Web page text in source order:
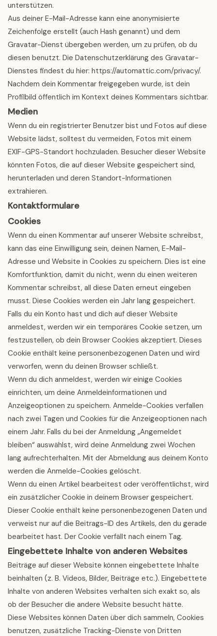
unterstützen.
Aus deiner E-Mail-Adresse kann eine anonymisierte
Zeichenfolge erstellt (auch Hash genannt) und dem
Gravatar-Dienst übergeben werden, um zu prüfen, ob du
diesen benutzt. Die Datenschutzerklärung des Gravatar-
Dienstes findest du hier: https://automattic.com/privacy/.
Nachdem dein Kommentar freigegeben wurde, ist dein
Profilbild öffentlich im Kontext deines Kommentars sichtbar.
Medien
Wenn du ein registrierter Benutzer bist und Fotos auf diese
Website lädst, solltest du vermeiden, Fotos mit einem
EXIF-GPS-Standort hochzuladen. Besucher dieser Website
könnten Fotos, die auf dieser Website gespeichert sind,
herunterladen und deren Standort-Informationen
extrahieren.
Kontaktformulare
Cookies
Wenn du einen Kommentar auf unserer Website schreibst,
kann das eine Einwilligung sein, deinen Namen, E-Mail-
Adresse und Website in Cookies zu speichern. Dies ist eine
Komfortfunktion, damit du nicht, wenn du einen weiteren
Kommentar schreibst, all diese Daten erneut eingeben
musst. Diese Cookies werden ein Jahr lang gespeichert.
Falls du ein Konto hast und dich auf dieser Website
anmeldest, werden wir ein temporäres Cookie setzen, um
festzustellen, ob dein Browser Cookies akzeptiert. Dieses
Cookie enthält keine personenbezogenen Daten und wird
verworfen, wenn du deinen Browser schließt.
Wenn du dich anmeldest, werden wir einige Cookies
einrichten, um deine Anmeldeinformationen und
Anzeigeoptionen zu speichern. Anmelde-Cookies verfallen
nach zwei Tagen und Cookies für die Anzeigeoptionen nach
einem Jahr. Falls du bei der Anmeldung „Angemeldet
bleiben“ auswählst, wird deine Anmeldung zwei Wochen
lang aufrechterhalten. Mit der Abmeldung aus deinem Konto
werden die Anmelde-Cookies gelöscht.
Wenn du einen Artikel bearbeitest oder veröffentlichst, wird
ein zusätzlicher Cookie in deinem Browser gespeichert.
Dieser Cookie enthält keine personenbezogenen Daten und
verweist nur auf die Beitrags-ID des Artikels, den du gerade
bearbeitet hast. Der Cookie verfällt nach einem Tag.
Eingebettete Inhalte von anderen Websites
Beiträge auf dieser Website können eingebettete Inhalte
beinhalten (z. B. Videos, Bilder, Beiträge etc.). Eingebettete
Inhalte von anderen Websites verhalten sich exakt so, als
ob der Besucher die andere Website besucht hätte.
Diese Websites können Daten über dich sammeln, Cookies
benutzen, zusätzliche Tracking-Dienste von Dritten